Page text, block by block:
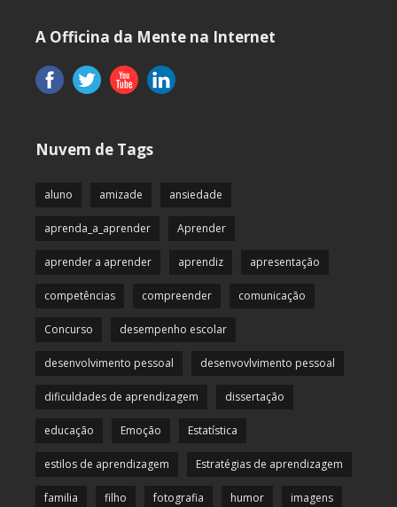
A Officina da Mente na Internet
Nuvem de Tags
aluno amizade ansiedade
aprenda_a_aprender Aprender
aprender a aprender aprendiz apresentação
competências compreender comunicação
Concurso desempenho escolar
desenvolvimento pessoal desenvovlvimento pessoal
dificuldades de aprendizagem dissertação
educação Emoção Estatística
estilos de aprendizagem Estratégias de aprendizagem
familia filho fotografia humor imagens